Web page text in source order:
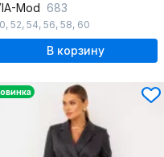
Mod 683
, 52, 54, 56, 58, 60
В корзину